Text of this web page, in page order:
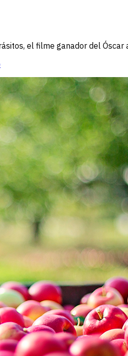
el filme ganador del